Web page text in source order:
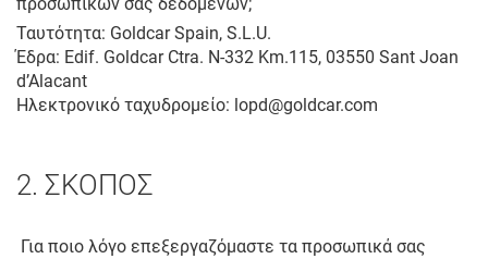
Ταυτότητα: Goldcar Spain, S.L.U.
Έδρα: Edif. Goldcar Ctra. N-332 Km.115, 03550 Sant Joan
d’Alacant
Ηλεκτρονικό ταχυδρομείο: lopd@goldcar.com
2. ΣΚΟΠΟΣ
Για ποιο λόγο επεξεργαζόμαστε τα προσωπικά σας